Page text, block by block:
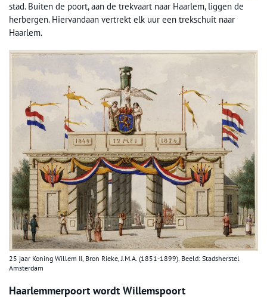
stad. Buiten de poort, aan de trekvaart naar Haarlem, liggen de
herbergen. Hiervandaan vertrekt elk uur een trekschuit naar
Haarlem.
25 jaar Koning Willem II, Bron Rieke, J.M.A. (1851-1899). Beeld: Stadsherstel
Amsterdam
Haarlemmerpoort wordt Willemspoort